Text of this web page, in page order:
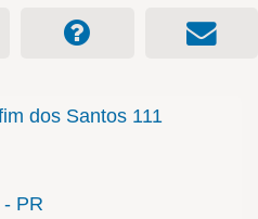
dos Santos 111
PR